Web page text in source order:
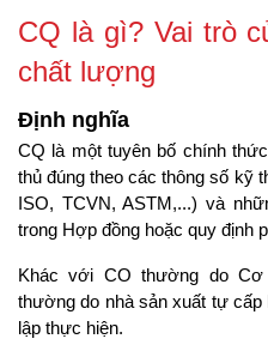
CQ là gì? Vai trò
chất lượng
Định nghĩa
CQ là một tuyên bố chính
thủ đúng theo các thông số kỹ
ISO, TCVN, ASTM,...) và
trong Hợp đồng hoặc quy định
Khác với CO thường do
thường do nhà sản xuất tự
lập thực hiện.